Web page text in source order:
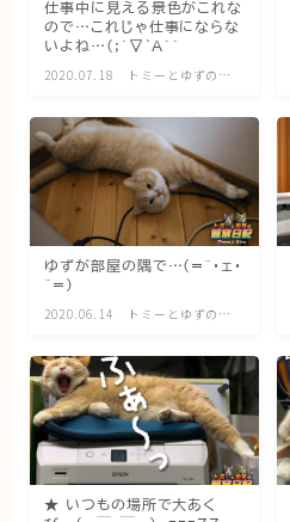
仕事中に見える景色がこれな
ので…これじゃ仕事にならな
いよね…(;´▽｀A``
2020.07.18
トミーとゆずの観
ゆずが部屋の隅で…(=^・ェ・
^=)
2020.06.14
トミーとゆずの観
★ いつもの場所で大あく